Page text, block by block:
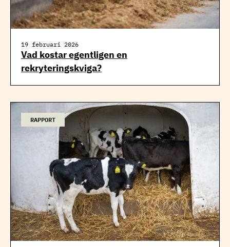
19 februari 2026
Vad kostar egentligen en
rekryteringskviga?
RAPPORT